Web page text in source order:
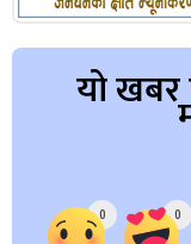
यो खबर
0 0